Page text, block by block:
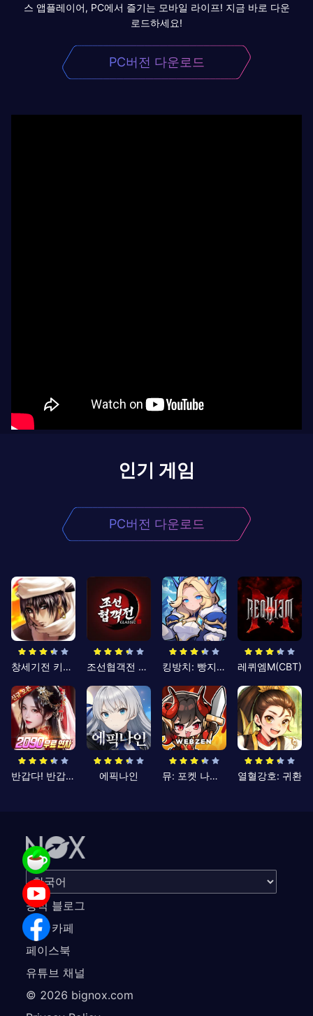
스 앱플레이어, PC에서 즐기는 모바일 라이프! 지금 바로 다운
로드하세요!
PC버전 다운로드
인기 게임
PC버전 다운로드
창세기전 키우기 조선협객전 클래식 킹방치: 빵지의 제왕 레퀴엠M(CBT)
반갑다! 반갑삼국지 에픽나인 뮤: 포켓 나이츠 열혈강호: 귀환
공식 블로그
공식 카페
페이스북
유튜브 채널
© 2026 bignox.com